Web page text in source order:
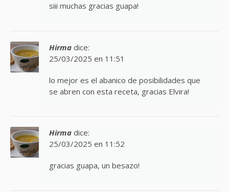
siii muchas gracias guapa!
Hirma dice:
25/03/2025 en 11:51
lo mejor es el abanico de posibilidades que
se abren con esta receta, gracias Elvira!
Hirma dice:
25/03/2025 en 11:52
gracias guapa, un besazo!